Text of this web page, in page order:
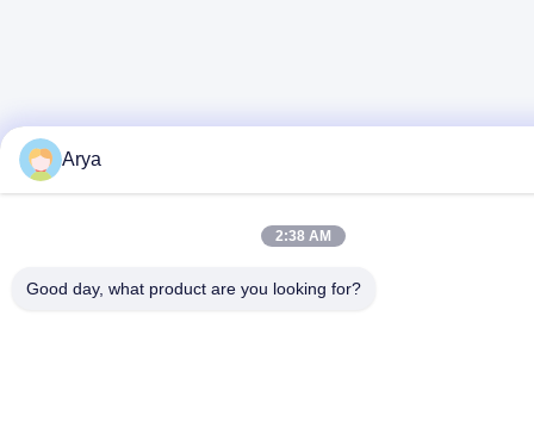
Arya
2:38 AM
Good day, what product are you looking for?